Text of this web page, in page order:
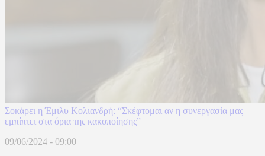
Σοκάρει η Έμιλυ Κολιανδρή: “Σκέφτομαι αν η συνεργασία μας
εμπίπτει στα όρια της κακοποίησης”
09/06/2024 - 09:00